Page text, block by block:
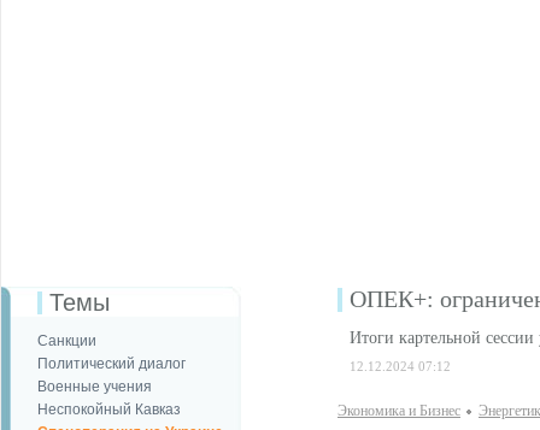
Темы
Санкции
Политический диалог
Военные учения
Неспокойный Кавказ
ОПЕК+:
Итоги картельной
12.12.2024 07:12
Экономика и Бизнес